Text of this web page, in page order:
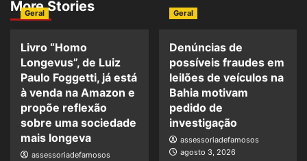
More Stories
Geral
Livro “Homo
Longevus”, de Luiz
Paulo Foggetti, já está
à venda na Amazon e
propõe reflexão
sobre uma sociedade
mais longeva
assessoriadefamosos
Geral
Denúncias de
possíveis fraudes em
leilões de veículos na
Bahia motivam
pedido de
investigação
assessoriadefamosos
agosto 3, 2026